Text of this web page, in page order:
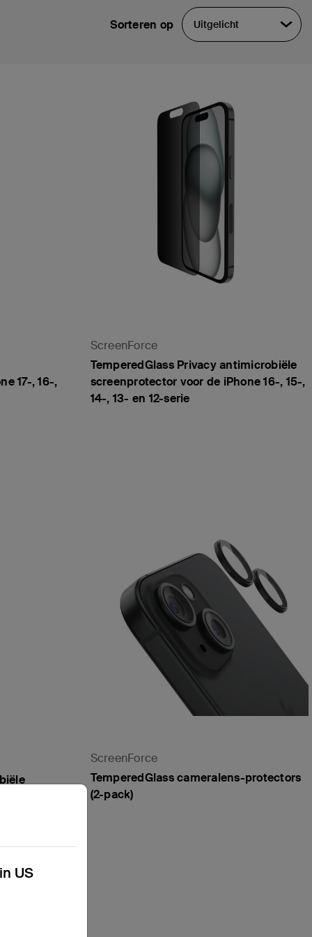
Sorteren op Uitgelicht
17-, 16-,
ScreenForce
TemperedGlass Privacy antimicrobiële
screenprotector voor de iPhone 16-, 15-,
14-, 13- en 12-serie
ScreenForce
TemperedGlass cameralens-protectors
(2-pack)
US